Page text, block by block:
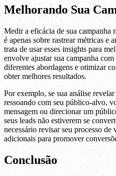
Melhorando Sua
Medir a eficácia de sua
é apenas sobre rastrear métricas e
trata de usar esses insights para
envolve ajustar sua campanha
diferentes abordagens e otimizar
obter melhores resultados.
Por exemplo, se sua análise
ressoando com seu público-alvo,
mensagem ou direcionar um
seus leads não estiverem se
necessário revisar seu processo
adicionais para promover
Conclusão